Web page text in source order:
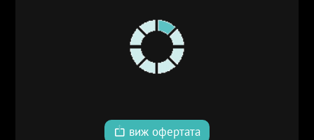
виж офертата